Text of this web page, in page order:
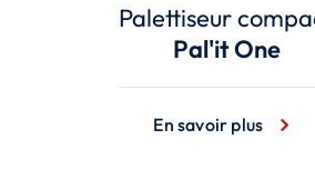
Palettiseur
Pal'it One
En savoir plus